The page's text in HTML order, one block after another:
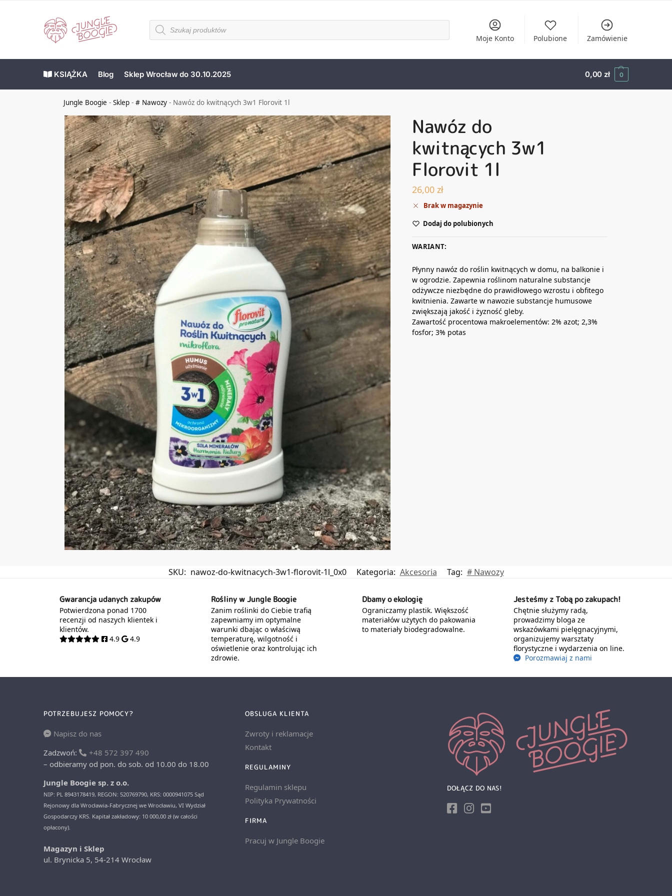
Moje Konto Polubione Zamówienie
KSIĄŻKA Blog Sklep Wrocław do 30.10.2025 0,00 zł 0
Jungle Boogie -Sklep -# Nawozy - Nawóz do kwitnących 3w1 Florovit 1l
Nawóz do
kwitnących 3w1
Florovit 1l
26,00 zł
Brak w magazynie
Dodaj do polubionych
WARIANT:
Płynny nawóz do roślin kwitnących w domu, na balkonie i
w ogrodzie. Zapewnia roślinom naturalne substancje
odżywcze niezbędne do prawidłowego wzrostu i obfitego
kwitnienia. Zawarte w nawozie substancje humusowe
zwiększają jakość i żyzność gleby.
Zawartość procentowa makroelementów: 2% azot; 2,3%
fosfor; 3% potas
SKU: nawoz-do-kwitnacych-3w1-florovit-1l_0x0 Kategoria: Akcesoria Tag: # Nawozy
Gwarancja udanych zakupów
Potwierdzona ponad 1700
recenzji od naszych klientek i
klientów.
4.9
4.9
Rośliny w Jungle Boogie
Zanim roślinki do Ciebie trafią
zapewniamy im optymalne
warunki dbając o właściwą
temperaturę, wilgotność i
oświetlenie oraz kontrolując ich
zdrowie.
Dbamy o ekologię
Ograniczamy plastik. Większość
materiałów użytych do pakowania
to materiały biodegradowalne.
Jesteśmy z Tobą po zakupach!
Chętnie służymy radą,
prowadzimy bloga ze
wskazówkami pielęgnacyjnymi,
organizujemy warsztaty
florystyczne i wydarzenia on line.
Porozmawiaj z nami
POTRZEBUJESZ POMOCY?
Napisz do nas
Zadzwoń:
+48 572 397 490
– odbieramy od pon. do sob. od 10.00 do 18.00
Jungle Boogie sp. z o.o.
NIP: PL 8943178419, REGON: 520769790, KRS: 0000941075 Sąd
Rejonowy dla Wrocławia-Fabrycznej we Wrocławiu, VI Wydział
Gospodarczy KRS. Kapitał zakładowy: 10 000,00 zł (w całości
opłacony).
Magazyn i Sklep
ul. Brynicka 5, 54-214 Wrocław
OBSLUGA KLIENTA
Zwroty i reklamacje
Kontakt
REGULAMINY
Regulamin sklepu
Polityka Prywatności
FIRMA
Pracuj w Jungle Boogie
DOŁĄCZ DO NAS!